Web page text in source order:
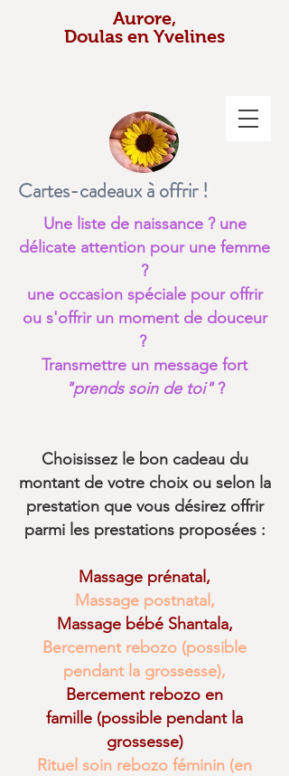
Aurore,
Doulas en Yvelines
Cartes-cadeaux à offrir !
Une liste de naissance ? une
délicate attention pour une femme
?
une occasion spéciale pour offrir
ou s'offrir un moment de douceur
?
Transmettre un message fort
"prends soin de toi"?
Choisissez le bon cadeau du
montant de votre choix ou selon la
prestation que vous désirez offrir
parmi les prestations proposées :
Massage prénatal ,
Massage postnatal ,
Massage bébé Shantala,
Bercement rebozo (possible
pendant la grossesse),
Bercement rebozo en
famille (possible pendant la
grossesse)
Rituel soin rebozo féminin (en